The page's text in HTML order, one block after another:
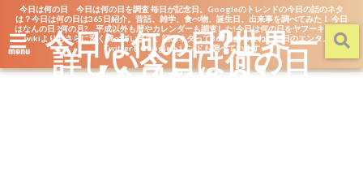
今日は何の日 今日は何の日を調査 毎日が記念日。Googleのトレンドの今日の話のネタ
は？今日は何の日は365日紹介。昔話、雑学、食べ物、誕生日、出来事を調べてみた！ 今日
はなんの日 ?何の月? 平成以外も暦やカレンダーも調査した!今日は何の日をヤフーキッズや
wikiよりもさらに深く調べています。話のネタって365日あるよね。毎日のエンタメを
TwitterもGoogleトレンドも調べています
menu 今日は何の日?世界一
詳しい今日は何の日
【今日なん？】